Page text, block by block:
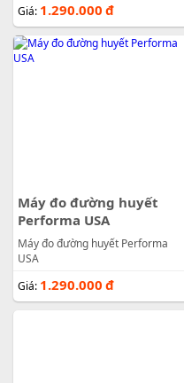
Giá: 1.290.000 đ
Máy đo đường huyết
Performa USA
Máy đo đường huyết Performa
USA
Giá: 1.290.000 đ